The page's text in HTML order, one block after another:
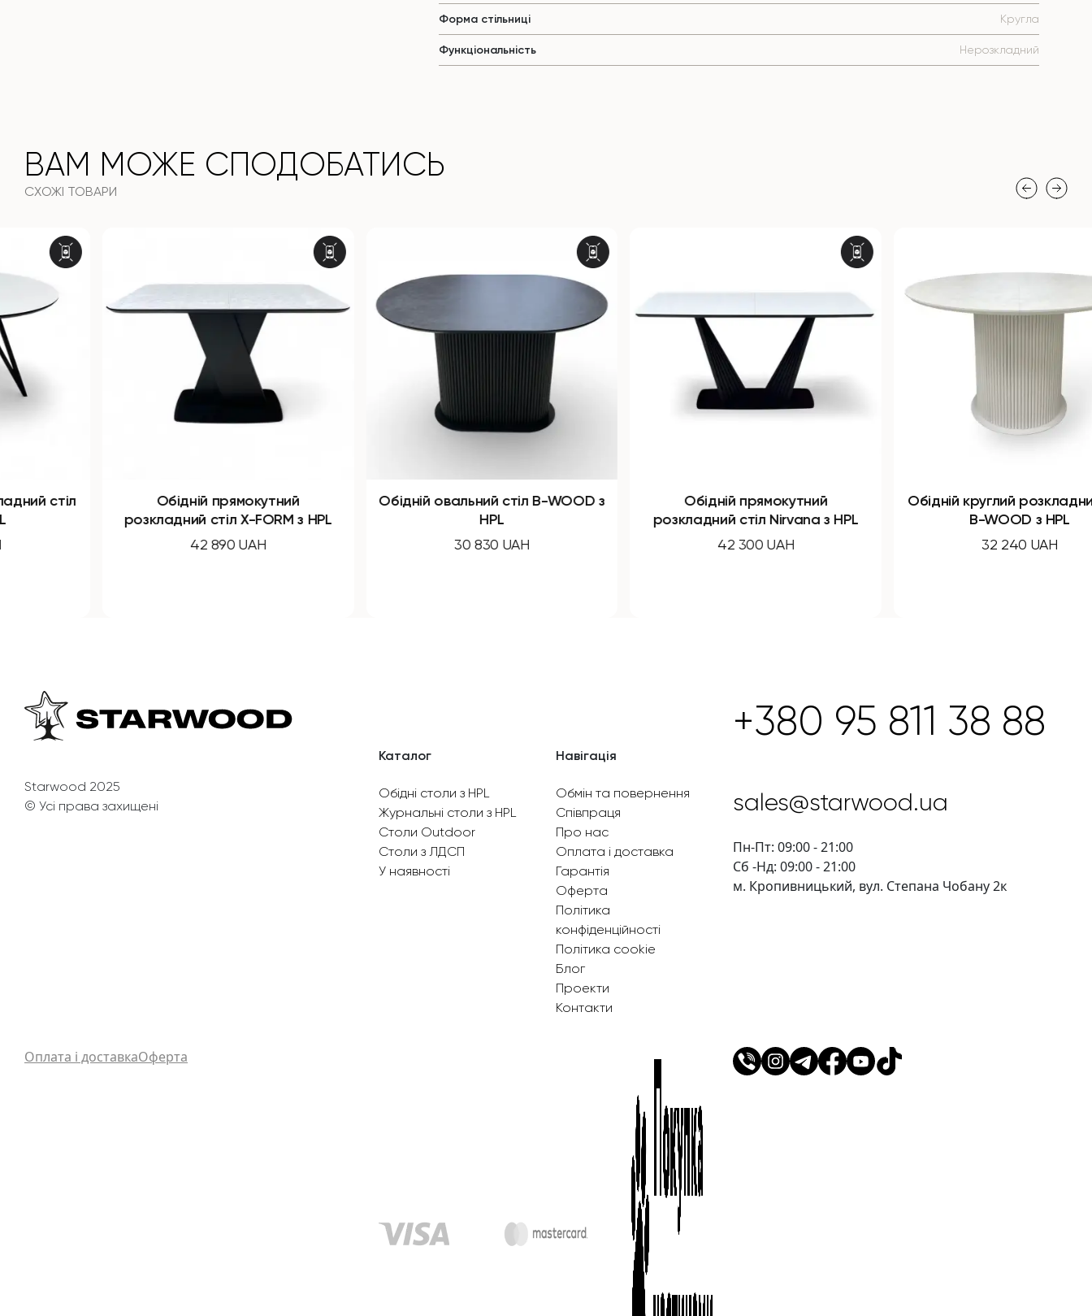
Форма стільниці Кругла
Функціональність Нерозкладний
ВАМ МОЖЕ СПОДОБАТИСЬ
СХОЖІ ТОВАРИ
Обідній прямокутний
розкладний стіл X-FORM з HPL
Обідній овальний стіл B-WOOD з
Обідній прямокутний
розкладний стіл Nirvana з HPL
Обідній круглий розкладний стіл
B-WOOD з HPL
Starwood 2025
© Усі права захищені
Каталог
Обідні столи з HPL
Журнальні столи з HPL
Столи Outdoor
Столи з ЛДСП
У наявності
Навігація
Обмін та повернення
Співпраця
Про нас
Оплата і доставка
Гарантія
Оферта
Політика
конфіденційності
Політика cookie
Блог
Проекти
Контакти
+380 95 811 38 88
sales@starwood.ua
Пн-Пт: 09:00 - 21:00
Сб -Нд: 09:00 - 21:00
м. Кропивницький, вул. Степана Чобану 2к
Оплата і доставкаОферта